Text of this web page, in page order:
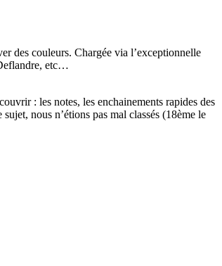
des couleurs. Chargée via l’exceptionnelle
etc…
: les notes, les enchainements rapides des
nous n’étions pas mal classés (18ème le